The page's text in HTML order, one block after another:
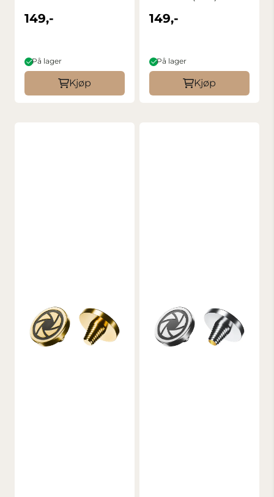
149,-
På lager
Kjøp
149,-
På lager
Kjøp